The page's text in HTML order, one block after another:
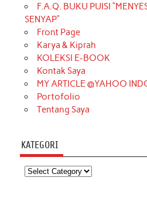
F.A.Q. BUKU PUISI
SENYAP”
Front Page
Karya & Kiprah
KOLEKSI E-BOOK
Kontak Saya
MY ARTICLE @YAHOO
Portofolio
Tentang Saya
KATEGORI
Kategori